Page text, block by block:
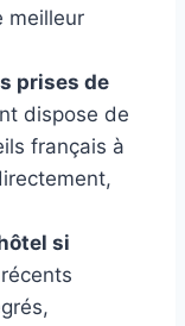
meilleur
prises de
dispose de
français à
si